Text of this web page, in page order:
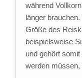
während
länger
Größe des
beispielsweise
und gehört
werden müssen,